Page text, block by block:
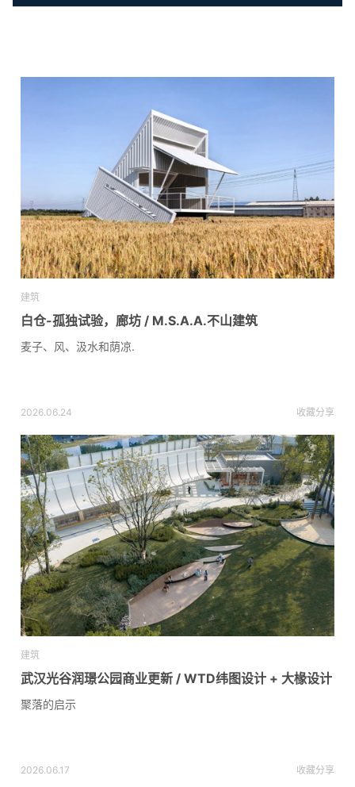
建筑
白仓-孤独试验，廊坊 / M.S.A.A.不山建筑
麦子、风、汲水和荫凉.
2026.06.24 收藏分享
建筑
武汉光谷润璟公园商业更新 / WTD纬图设计 + 大椽设计
聚落的启示
2026.06.17 收藏分享